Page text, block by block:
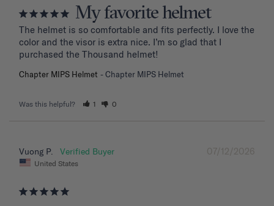
My favorite helmet
The helmet is so comfortable and fits perfectly. I love the
color and the visor is extra nice. I’m so glad that I
purchased the Thousand helmet!
Chapter MIPS Helmet Chapter MIPS Helmet
Was this helpful? 1 0
07/12/2026
Vuong P.
United States